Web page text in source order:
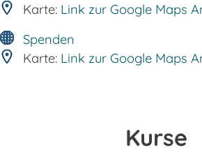
Karte: Link zur Google Maps
Spenden
Karte: Link zur Google Maps
Kurse